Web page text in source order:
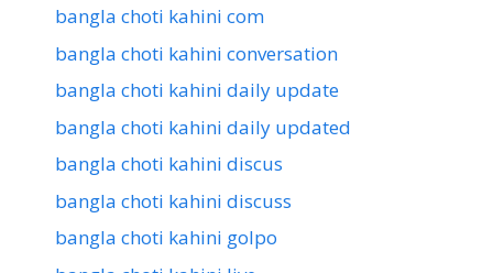
bangla choti kahini com
bangla choti kahini conversation
bangla choti kahini daily update
bangla choti kahini daily updated
bangla choti kahini discus
bangla choti kahini discuss
bangla choti kahini golpo